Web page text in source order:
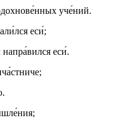
уче́ний.
еси́;
еси́.